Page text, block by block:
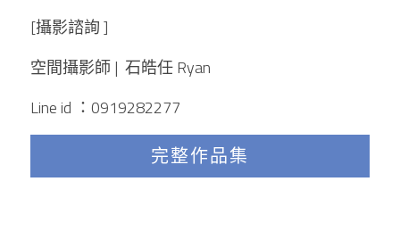
[攝影諮詢 ]
空間攝影師 | 石皓任 Ryan
Line id ：0919282277
完整作品集